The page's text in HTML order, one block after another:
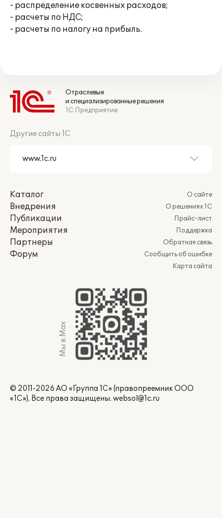
- распределение косвенных расходов;
- расчеты по НДС;
- расчеты по налогу на прибыль.
Отраслевые
и специализированные решения
1С:Предприятие
Другие сайты 1С
Каталог
Внедрения
Публикации
Мероприятия
Партнеры
Форум
О сайте
О решениях 1С
Прайс-лист
Поддержка
Обратная связь
Сообщить об ошибке
Карта сайта
Мы в Max
© 2011-2026 АО «Группа 1С» (правопреемник ООО
«1С»). Все права защищены. websol@1c.ru